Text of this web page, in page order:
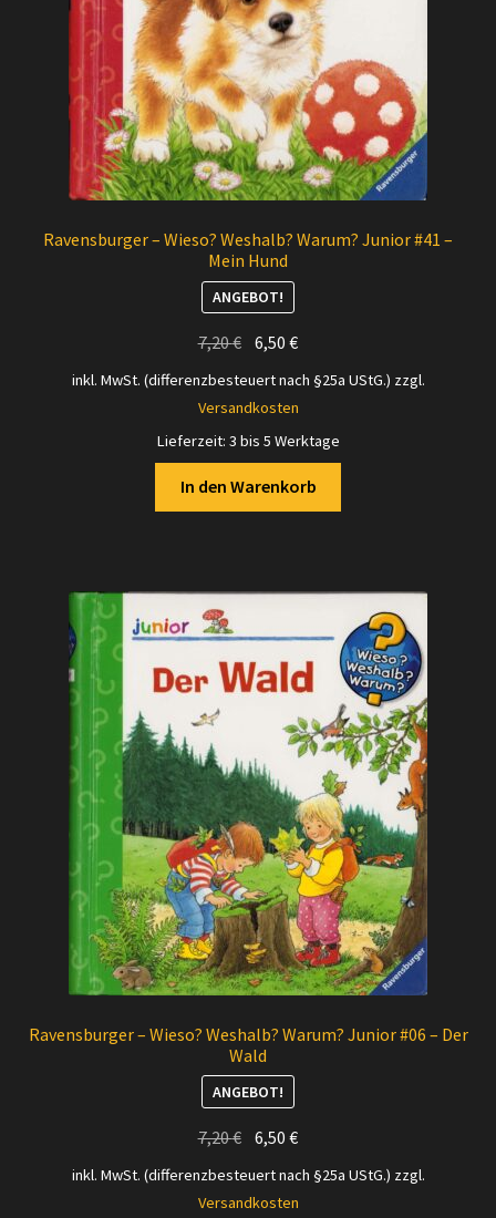
Ravensburger – Wieso? Weshalb? Warum? Junior #41 –
Mein Hund
ANGEBOT!
7,20€ Ursprünglicher
war:
6,50€Aktueller
Preis
inkl. MwSt. (differenzbesteuert nach §25a UStG.) zzgl.
Versandkosten
Lieferzeit: 3 bis 5 Werktage
In den Warenkorb
Ravensburger – Wieso? Weshalb? Warum? Junior #06 – Der
Wald
ANGEBOT!
7,20€ Ursprünglicher
6,50€Aktueller
inkl. MwSt. (differenzbesteuert nach §25a UStG.) zzgl.
Versandkosten